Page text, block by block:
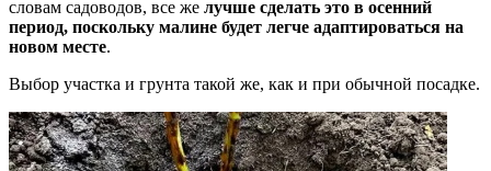
словам садоводов, все же лучше сделать это в осенний
период, поскольку малине будет легче адаптироваться на
новом месте.
Выбор участка и грунта такой же, как и при обычной посадке.